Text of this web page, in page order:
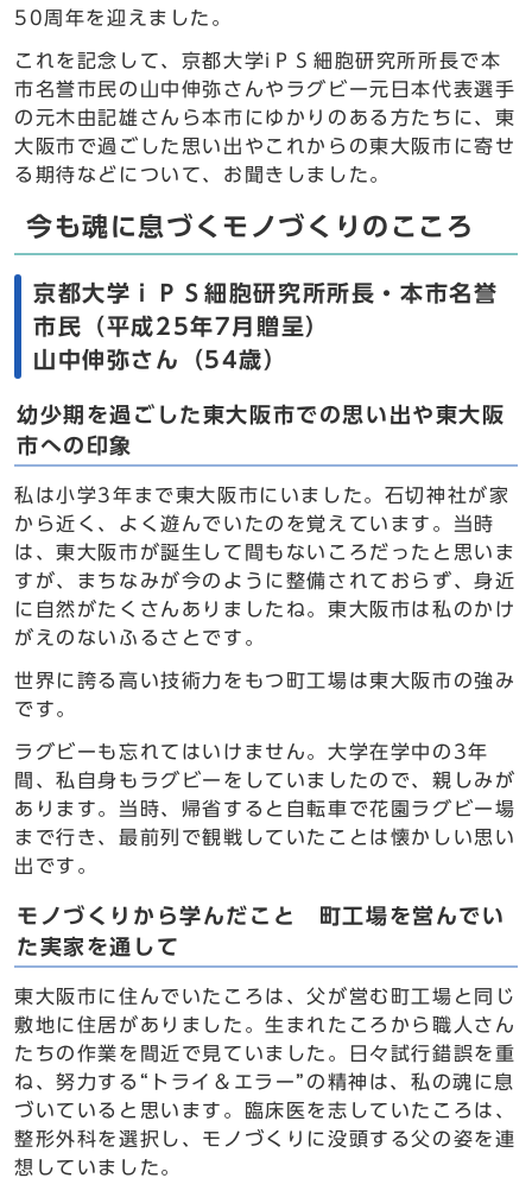
50周年を迎えました。
これを記念して、京都大学iＰＳ細胞研究所所長で本
市名誉市民の山中伸弥さんやラグビー元日本代表選手
の元木由記雄さんら本市にゆかりのある方たちに、東
大阪市で過ごした思い出やこれからの東大阪市に寄せ
る期待などについて、お聞きしました。
今も魂に息づくモノづくりのこころ
京都大学ｉＰＳ細胞研究所所長・本市名誉
市民（平成25年7月贈呈）
山中伸弥さん（54歳）
幼少期を過ごした東大阪市での思い出や東大阪
市への印象
私は小学3年まで東大阪市にいました。石切神社が家
から近く、よく遊んでいたのを覚えています。当時
は、東大阪市が誕生して間もないころだったと思いま
すが、まちなみが今のように整備されておらず、身近
に自然がたくさんありましたね。東大阪市は私のかけ
がえのないふるさとです。
世界に誇る高い技術力をもつ町工場は東大阪市の強み
です。
ラグビーも忘れてはいけません。大学在学中の3年
間、私自身もラグビーをしていましたので、親しみが
あります。当時、帰省すると自転車で花園ラグビー場
まで行き、最前列で観戦していたことは懐かしい思い
出です。
モノづくりから学んだこと 町工場を営んでい
た実家を通して
東大阪市に住んでいたころは、父が営む町工場と同じ
敷地に住居がありました。生まれたころから職人さん
たちの作業を間近で見ていました。日々試行錯誤を重
ね、努力する“トライ＆エラー”の精神は、私の魂に息
づいていると思います。臨床医を志していたころは、
整形外科を選択し、モノづくりに没頭する父の姿を連
想していました。